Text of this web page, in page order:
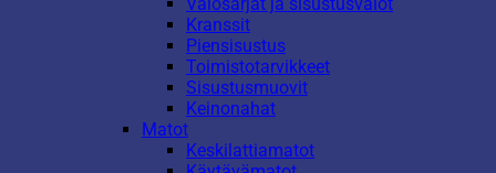
Kranssit
Piensisustus
Toimistotarvikkeet
Sisustusmuovit
Keinonahat
Matot
Keskilattiamatot